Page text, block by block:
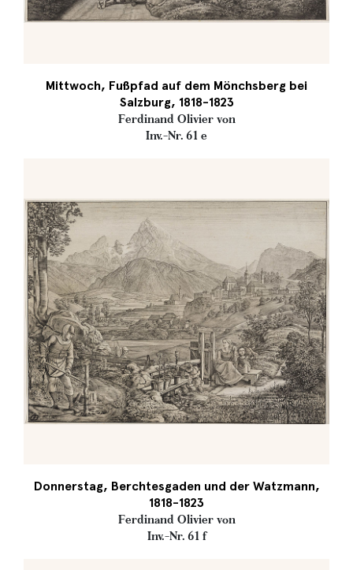
Mittwoch, Fußpfad auf dem Mönchsberg bei
Salzburg, 1818-1823
Ferdinand Olivier von
Inv.-Nr. 61 e
Donnerstag, Berchtesgaden und der Watzmann,
1818-1823
Ferdinand Olivier von
Inv.-Nr. 61 f